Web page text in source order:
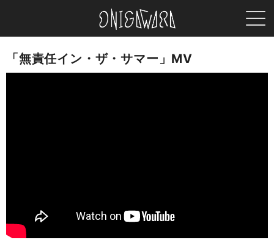
ONIGAWARA
「無責任イン・ザ・サマー」MV